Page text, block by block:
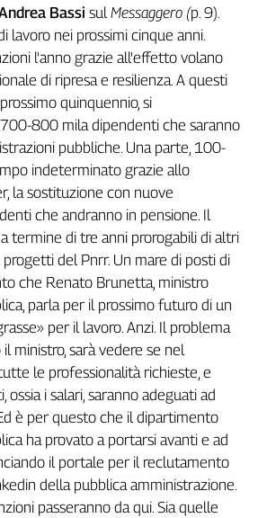
Bassi sul Messaggero (p. 9).
lavoro nei prossimi cinque anni.
l'anno grazie all'effetto volano
di ripresa e resilienza. A questi
quinquennio, si
800 mila dipendenti che saranno
pubbliche. Una parte, 100-
indeterminato grazie allo
la sostituzione con nuove
che andranno in pensione. Il
termine di tre anni prorogabili di altri
del Pnrr. Un mare di posti di
che Renato Brunetta, ministro
parla per il prossimo futuro di un
per il lavoro. Anzi. Il problema
ministro, sarà vedere se nel
le professionalità richieste, e
ossia i salari, saranno adeguati ad
è per questo che il dipartimento
ha provato a portarsi avanti e ad
il portale per il reclutamento
della pubblica amministrazione.
passeranno da qui. Sia quelle